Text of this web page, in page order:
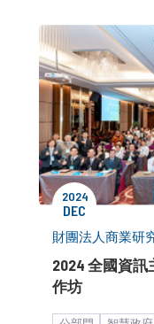
2024
DEC
財團法人商業研
2024 全國資訊
作坊